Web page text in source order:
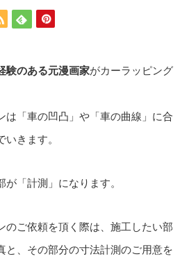
験のある元漫画家がカーラッピング
は「車の凹凸」や「車の曲線」に合
きます。
「計測」になります。
のご依頼を頂く際は、施工したい部
と、その部分の寸法計測のご用意を